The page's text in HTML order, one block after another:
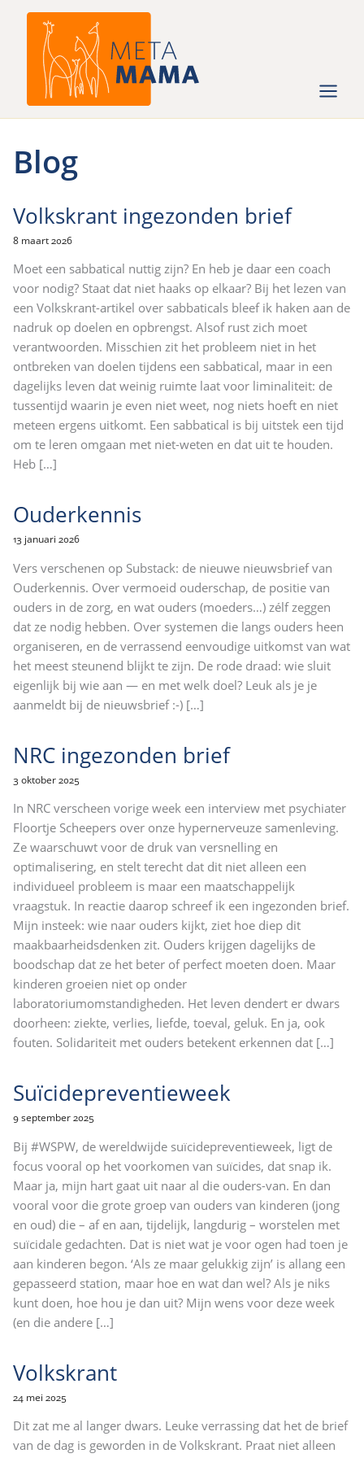
Blog
Volkskrant ingezonden brief
8 maart 2026
Moet een sabbatical nuttig zijn? En heb je daar een coach
voor nodig? Staat dat niet haaks op elkaar? Bij het lezen van
een Volkskrant-artikel over sabbaticals bleef ik haken aan de
nadruk op doelen en opbrengst. Alsof rust zich moet
verantwoorden. Misschien zit het probleem niet in het
ontbreken van doelen tijdens een sabbatical, maar in een
dagelijks leven dat weinig ruimte laat voor liminaliteit: de
tussentijd waarin je even niet weet, nog niets hoeft en niet
meteen ergens uitkomt. Een sabbatical is bij uitstek een tijd
om te leren omgaan met niet-weten en dat uit te houden.
Heb […]
Ouderkennis
13 januari 2026
Vers verschenen op Substack: de nieuwe nieuwsbrief van
Ouderkennis. Over vermoeid ouderschap, de positie van
ouders in de zorg, en wat ouders (moeders…) zélf zeggen
dat ze nodig hebben. Over systemen die langs ouders heen
organiseren, en de verrassend eenvoudige uitkomst van wat
het meest steunend blijkt te zijn. De rode draad: wie sluit
eigenlijk bij wie aan — en met welk doel? Leuk als je je
aanmeldt bij de nieuwsbrief :-) […]
NRC ingezonden brief
3 oktober 2025
In NRC verscheen vorige week een interview met psychiater
Floortje Scheepers over onze hypernerveuze samenleving.
Ze waarschuwt voor de druk van versnelling en
optimalisering, en stelt terecht dat dit niet alleen een
individueel probleem is maar een maatschappelijk
vraagstuk. In reactie daarop schreef ik een ingezonden brief.
Mijn insteek: wie naar ouders kijkt, ziet hoe diep dit
maakbaarheidsdenken zit. Ouders krijgen dagelijks de
boodschap dat ze het beter of perfect moeten doen. Maar
kinderen groeien niet op onder
laboratoriumomstandigheden. Het leven dendert er dwars
doorheen: ziekte, verlies, liefde, toeval, geluk. En ja, ook
fouten. Solidariteit met ouders betekent erkennen dat […]
Suïcidepreventieweek
9 september 2025
Bij #WSPW, de wereldwijde suïcidepreventieweek, ligt de
focus vooral op het voorkomen van suïcides, dat snap ik.
Maar ja, mijn hart gaat uit naar al die ouders-van. En dan
vooral voor die grote groep van ouders van kinderen (jong
en oud) die – af en aan, tijdelijk, langdurig – worstelen met
suïcidale gedachten. Dat is niet wat je voor ogen had toen je
aan kinderen begon. ‘Als ze maar gelukkig zijn’ is allang een
gepasseerd station, maar hoe en wat dan wel? Als je niks
kunt doen, hoe hou je dan uit? Mijn wens voor deze week
(en die andere […]
Volkskrant
24 mei 2025
Dit zat me al langer dwars. Leuke verrassing dat het de brief
van de dag is geworden in de Volkskrant. Praat niet alleen